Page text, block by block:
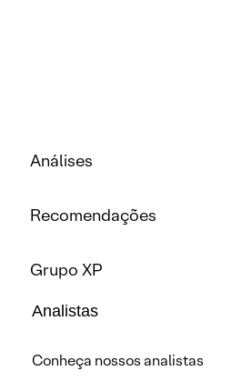
Análises
Recomendações
Grupo XP
Analistas
Conheça nossos analistas